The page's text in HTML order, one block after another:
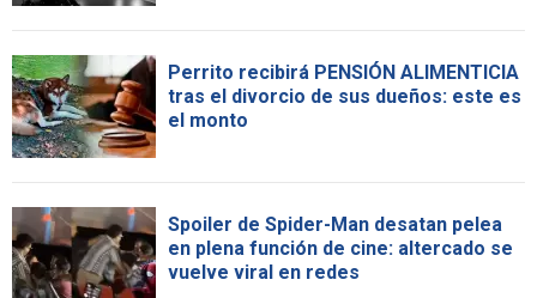
Perrito recibirá PENSIÓN ALIMENTICIA
tras el divorcio de sus dueños: este es
el monto
Spoiler de Spider-Man desatan pelea
en plena función de cine: altercado se
vuelve viral en redes